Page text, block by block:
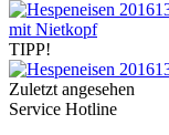
mit Nietkopf
TIPP!
Zuletzt angesehen
Service Hotline